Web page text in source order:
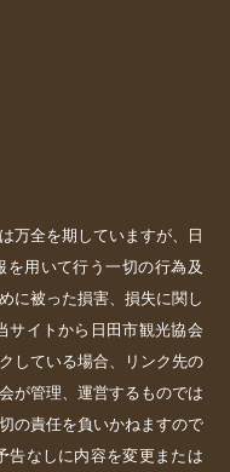
万全を期していますが、日
を用いて行う一切の行為及
に被った損害、損失に関し
サイトから日田市観光協会
している場合、リンク先の
が管理、運営するものでは
の責任を負いかねますので
告なしに内容を変更または